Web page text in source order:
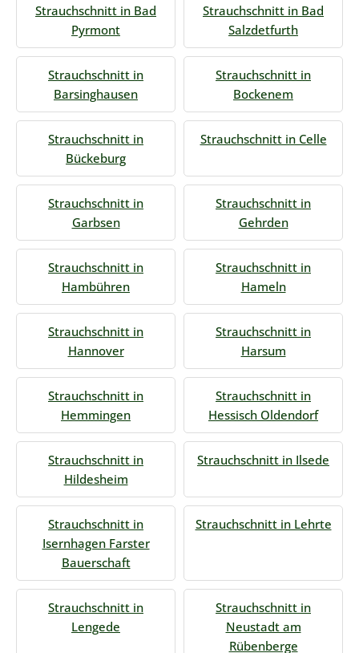
Strauchschnitt in Bad
Pyrmont
Strauchschnitt in Bad
Salzdetfurth
Strauchschnitt in
Barsinghausen
Strauchschnitt in
Bockenem
Strauchschnitt in
Bückeburg
Strauchschnitt in Celle
Strauchschnitt in
Garbsen
Strauchschnitt in
Gehrden
Strauchschnitt in
Hambühren
Strauchschnitt in
Hameln
Strauchschnitt in
Hannover
Strauchschnitt in
Harsum
Strauchschnitt in
Hemmingen
Strauchschnitt in
Hessisch Oldendorf
Strauchschnitt in
Hildesheim
Strauchschnitt in Ilsede
Strauchschnitt in
Isernhagen Farster
Bauerschaft
Strauchschnitt in Lehrte
Strauchschnitt in
Lengede
Strauchschnitt in
Neustadt am
Rübenberge